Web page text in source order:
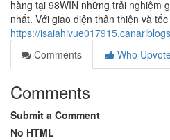
hàng tại 98WIN những trải nghiệm
nhất. Với giao diện thân thiện và tốc
https://
Comments
Who
Comments
Submit a Comment
No HTML